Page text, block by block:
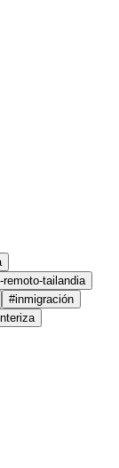
tailandia
#inmigración